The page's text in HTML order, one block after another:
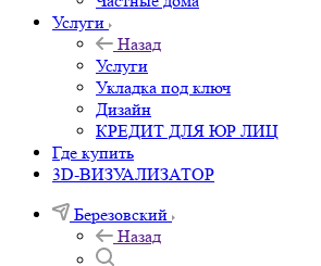
Услуги
Назад
Услуги
Укладка под ключ
Дизайн
КРЕДИТ ДЛЯ ЮР ЛИЦ
Где купить
3D-ВИЗУАЛИЗАТОР
Березовский
Назад